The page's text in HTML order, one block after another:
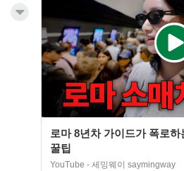
로마 8년차 가이드가 폭로
꿀팁
YouTube - 세밍웨이 saymingway